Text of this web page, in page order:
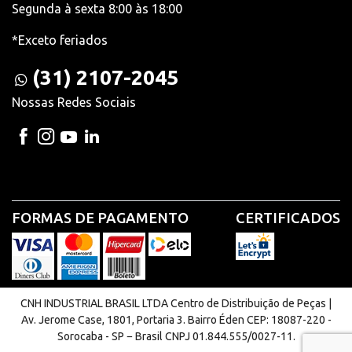
Segunda à sexta 8:00 às 18:00
*Exceto feriados
(31) 2107-2045
Nossas Redes Sociais
FORMAS DE PAGAMENTO CERTIFICADOS
CNH INDUSTRIAL BRASIL LTDA Centro de Distribuição de Peças |
Av. Jerome Case, 1801, Portaria 3. Bairro Éden CEP: 18087-220 -
Sorocaba - SP − Brasil CNPJ 01.844.555/0027-11.